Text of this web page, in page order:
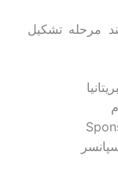
مرحله تشکیل